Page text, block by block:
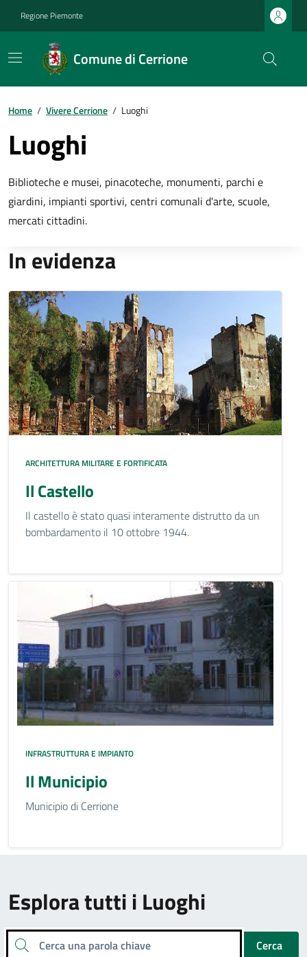
Regione Piemonte
Comune di Cerrione
Home / Vivere Cerrione / Luoghi
Luoghi
Biblioteche e musei, pinacoteche, monumenti, parchi e
giardini, impianti sportivi, centri comunali d'arte, scuole,
mercati cittadini.
In evidenza
ARCHITETTURA MILITARE E FORTIFICATA
Il Castello
Il castello è stato quasi interamente distrutto da un
bombardamento il 10 ottobre 1944.
INFRASTRUTTURA E IMPIANTO
Il Municipio
Municipio di Cerrione
Esplora tutti i Luoghi
Cerca una parola chiave
Cerca